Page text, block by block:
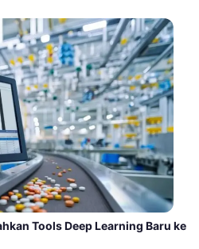
Tools Deep Learning Baru ke